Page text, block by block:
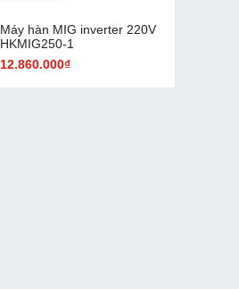
Máy hàn MIG inverter 220V
HKMIG250-1
12.860.000₫